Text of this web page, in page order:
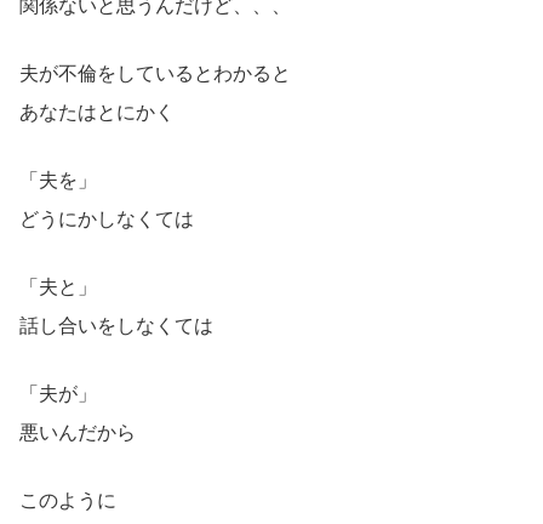
関係ないと思うんだけど、、、
夫が不倫をしているとわかると
あなたはとにかく
「夫を」
どうにかしなくては
「夫と」
話し合いをしなくては
「夫が」
悪いんだから
このように